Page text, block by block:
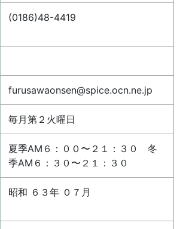
(0186)48-4419
furusawaonsen@spice.ocn.ne.jp
毎月第２火曜日
夏季AM６：００〜２１：３０ 冬
季AM６：３０〜２１：３０
昭和 ６３年 ０７月